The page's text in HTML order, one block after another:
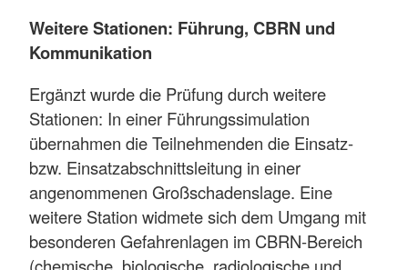
Weitere Stationen: Führung, CBRN und
Kommunikation
Ergänzt wurde die Prüfung durch weitere
Stationen: In einer Führungssimulation
übernahmen die Teilnehmenden die Einsatz-
bzw. Einsatzabschnittsleitung in einer
angenommenen Großschadenslage. Eine
weitere Station widmete sich dem Umgang mit
besonderen Gefahrenlagen im CBRN-Bereich